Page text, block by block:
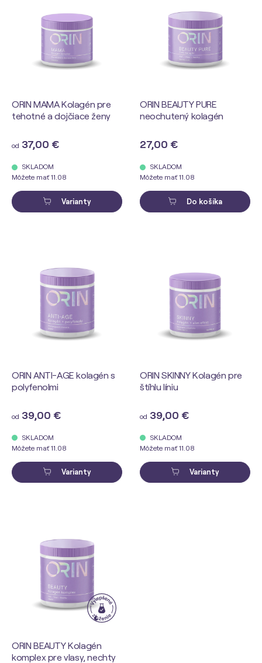
ORIN MAMA Kolagén pre
tehotné a dojčiace ženy
od 37,00 €
SKLADOM
Môžete mať 11.08
Varianty
ORIN BEAUTY PURE
neochutený kolagén
27,00 €
SKLADOM
Môžete mať 11.08
Do košíka
ORIN ANTI-AGE kolagén s
polyfenolmi
od 39,00 €
SKLADOM
Môžete mať 11.08
Varianty
ORIN SKINNY Kolagén pre
štíhlu líniu
od 39,00 €
SKLADOM
Môžete mať 11.08
Varianty
ORIN BEAUTY Kolagén
komplex pre vlasy, nechty